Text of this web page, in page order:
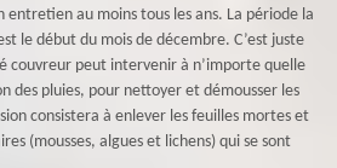
entretien au moins tous les ans. La période la
le début du mois de décembre. C’est juste
couvreur peut intervenir à n’importe quelle
des pluies, pour nettoyer et démousser les
consistera à enlever les feuilles mortes et
(mousses, algues et lichens) qui se sont